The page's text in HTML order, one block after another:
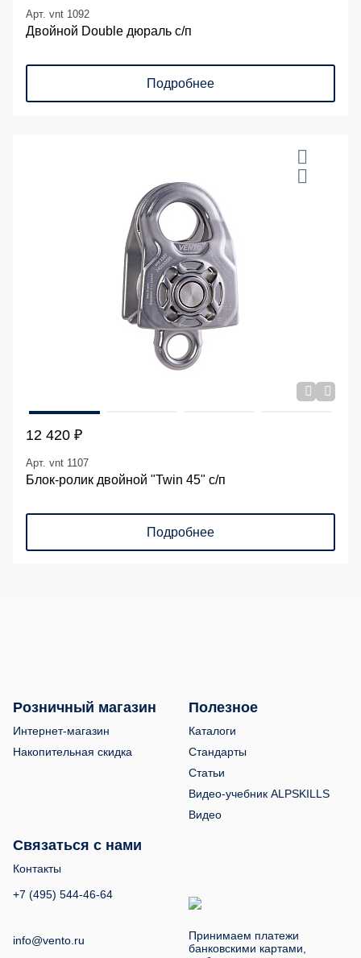
Арт. vnt 1092
Двойной Double дюраль с/п
Подробнее
12 420 ₽
Арт. vnt 1107
Блок-ролик двойной "Twin 45" с/п
Подробнее
Розничный магазин
Интернет-магазин
Накопительная скидка
Полезное
Каталоги
Стандарты
Статьи
Видео-учебник ALPSKILLS
Видео
Связаться с нами
Контакты
+7 (495) 544-46-64
info@vento.ru
Принимаем платежи
банковскими картами,